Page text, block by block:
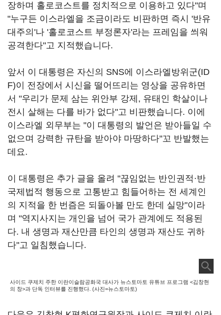
장하며 홀로코스트를 정치적으로 이용하고 있다"며
"누구든 이스라엘을 조금이라도 비판하면 즉시 '반유
대주의'나 '홀로코스트 부정론자'라는 프레임을 씌워
공격한다"고 지적했습니다.
앞서 이 대통령은 자신의 SNS에 이스라엘방위군(ID
F)이 전장에서 시신을 떨어뜨리는 영상을 공유하면
서 "우리가 문제 삼는 위안부 강제, 유태인 학살이나
전시 살해는 다를 바가 없다"고 비판했습니다. 이에
이스라엘 외무부는 "이 대통령의 발언은 받아들일 수
없으며 강력한 규탄을 받아야 마땅하다"꼬 반발했는
데요.
이 대통령은 추가 글을 올려 "끊임없는 반인권적·반
국제법적 행동으로 고통받고 힘들어하는 전 세계인
의 지적을 한 번즘은 되돌아볼 만도 한데 실망"이라
며 "역지사지는 개인을 넘어 국가 관계에도 적용된
다. 내 생명과 재산만큼 타인의 생명과 재산도 귀하
다"고 일침했습니다.
사이드 쿠제치 주한 이란이슬람공화국 대사가 뉴스토마토 유튜브 프로그램 <김창현
의 창>과 단독 인터뷰를 진행했다. (사진=뉴스토마토)